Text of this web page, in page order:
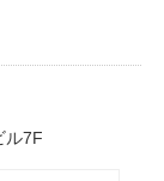
ル7F